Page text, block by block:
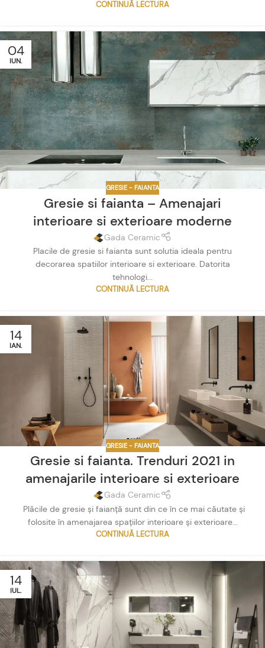
CONTINUĂ LECTURA
04
IUN.
GRESIE - FAIANTA
Gresie si faianta – Amenajari
interioare si exterioare moderne
Gada Ceramic
Placile de gresie si faianta sunt solutia ideala pentru
decorarea spatiilor interioare si exterioare. Datorita
tehnologi...
CONTINUĂ LECTURA
14
IAN.
GRESIE - FAIANTA
Gresie si faianta. Trenduri 2021 in
amenajarile interioare si exterioare
Gada Ceramic
Plăcile de gresie și faianță sunt din ce în ce mai căutate și
folosite în amenajarea spațiilor interioare și exterioare...
CONTINUĂ LECTURA
14
IUL.